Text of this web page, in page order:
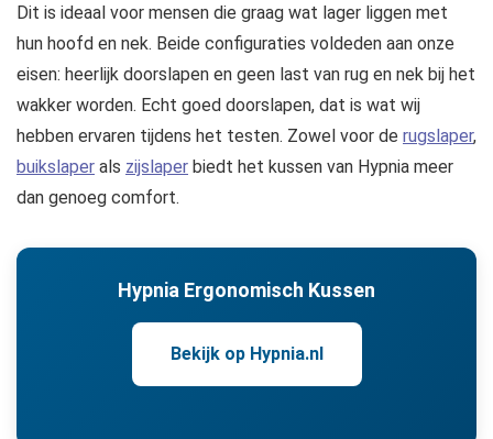
Dit is ideaal voor mensen die graag wat lager liggen met
hun hoofd en nek. Beide configuraties voldeden aan onze
eisen: heerlijk doorslapen en geen last van rug en nek bij het
wakker worden. Echt goed doorslapen, dat is wat wij
hebben ervaren tijdens het testen. Zowel voor de rugslaper,
buikslaper als zijslaper biedt het kussen van Hypnia meer
dan genoeg comfort.
Hypnia Ergonomisch Kussen
Bekijk op Hypnia.nl